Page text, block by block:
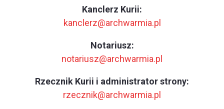
Kanclerz Kurii:
kanclerz@archwarmia.pl
Notariusz:
notariusz@archwarmia.pl
Rzecznik Kurii i administrator strony:
rzecznik@archwarmia.pl